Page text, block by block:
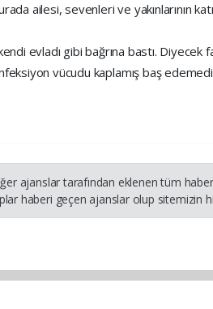
ailesi, sevenleri ve yakınlarının
evladı gibi bağrına bastı. Diyecek
vücudu kaplamış baş
ajanslar tarafından eklenen tüm
haberi geçen ajanslar olup sitemizin